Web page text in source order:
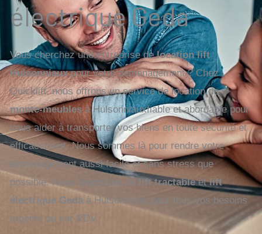
électrique Geda
Vous cherchez une entreprise delocation lift
Hulsonniauxpour votre déménagement ? Chez
Quicklift, nous offrons un service de location de
monte-meublesà Hulsonniauxfiable et abordable pour
vous aider à transporter vos biens en toute sécurité et
efficacement. Nous sommes là pour rendre votre
déménagement aussi facile et sans stress que
possible. Nous disposons delift tractableetlift
électrique Gedaà Hulsonniaux pour tous vos besoins
urgents ou sur RDV.